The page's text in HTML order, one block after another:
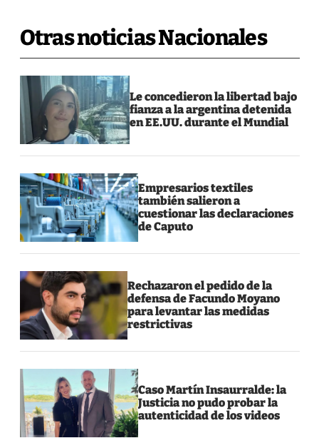
Otras noticias Nacionales
Le concedieron la libertad bajo
fianza a la argentina detenida
en EE.UU. durante el Mundial
Empresarios textiles
también salieron a
cuestionar las declaraciones
de Caputo
Rechazaron el pedido de la
defensa de Facundo Moyano
para levantar las medidas
restrictivas
Caso Martín Insaurralde: la
Justicia no pudo probar la
autenticidad de los videos